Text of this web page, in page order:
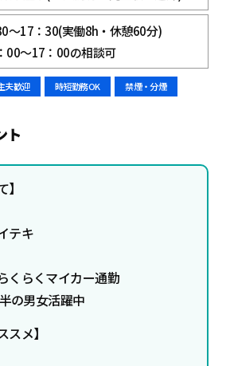
～17：30(実働8h・休憩60分)
00～17：00の相談可
夫歓迎 時短勤務OK 禁煙・分煙
ト
テキ
くらくマイカー通勤
の男女活躍中
スメ】